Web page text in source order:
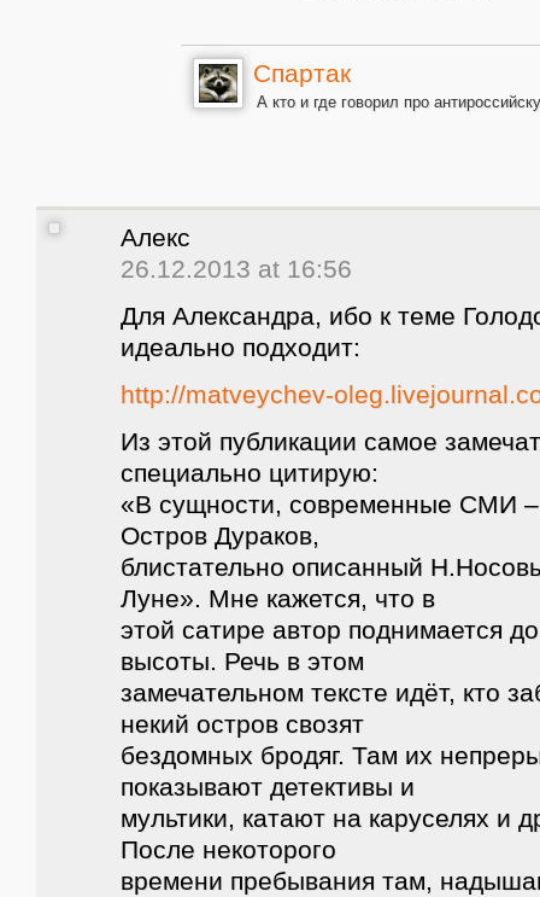
Спартак
А кто и где говорил про
Алекс
26.12.2013 at 16:56
Для Александра, ибо к теме
идеально подходит:
http://matveychev-
Из этой публикации самое
специально цитирую:
«В сущности, современные СМИ –
Остров Дураков,
блистательно описанный
Луне». Мне кажется, что в
этой сатире автор поднимается
высоты. Речь в этом
замечательном тексте идёт, кто
некий остров свозят
бездомных бродяг. Там их
показывают детективы и
мультики, катают на каруселях и
После некоторого
времени пребывания там,